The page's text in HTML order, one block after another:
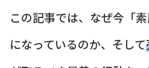
この記事では、なぜ今「
になっているのか、そして